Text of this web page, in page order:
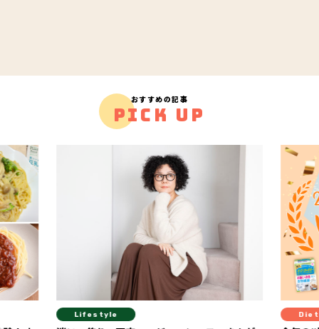
おすすめの記事
PICK UP
Diet